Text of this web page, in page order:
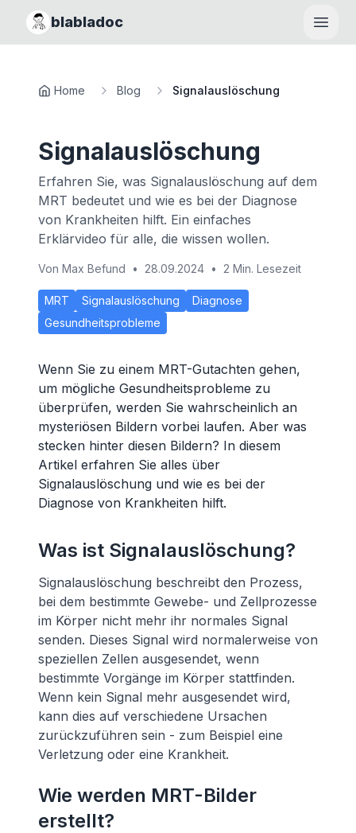
blabladoc
Home Blog Signalauslöschung
Signalauslöschung
Erfahren Sie, was Signalauslöschung auf dem
MRT bedeutet und wie es bei der Diagnose
von Krankheiten hilft. Ein einfaches
Erklärvideo für alle, die wissen wollen.
Von Max Befund • 28.09.2024 • 2 Min. Lesezeit
MRT Signalauslöschung
Diagnose
Gesundheitsprobleme
Wenn Sie zu einem MRT-Gutachten gehen,
um mögliche Gesundheitsprobleme zu
überprüfen, werden Sie wahrscheinlich an
mysteriösen Bildern vorbei laufen. Aber was
stecken hinter diesen Bildern? In diesem
Artikel erfahren Sie alles über
Signalauslöschung und wie es bei der
Diagnose von Krankheiten hilft.
Was ist Signalauslöschung?
Signalauslöschung beschreibt den Prozess,
bei dem bestimmte Gewebe- und Zellprozesse
im Körper nicht mehr ihr normales Signal
senden. Dieses Signal wird normalerweise von
speziellen Zellen ausgesendet, wenn
bestimmte Vorgänge im Körper stattfinden.
Wenn kein Signal mehr ausgesendet wird,
kann dies auf verschiedene Ursachen
zurückzuführen sein - zum Beispiel eine
Verletzung oder eine Krankheit.
Wie werden MRT-Bilder
erstellt?